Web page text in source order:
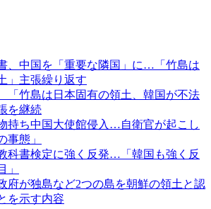
、中国を「重要な隣国」に…「竹島は
」主張繰り返す
「竹島は日本固有の領土、韓国が不法
を継続
持ち中国大使館侵入…自衛官が起こし
事態」
科書検定に強く反発…「韓国も強く反
」
府が独島など2つの島を朝鮮の領土と認
を示す内容